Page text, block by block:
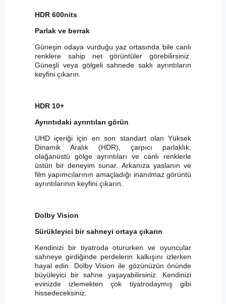
HDR 600nits
Parlak ve berrak
Güneşin odaya vurduğu yaz ortasında bile canlı
renklere sahip net görüntüler görebilirsiniz.
Güneşli veya gölgeli sahnede saklı ayrıntıların
keyfini çıkarın.
HDR 10+
Ayrıntıdaki ayrıntıları görün
UHD içeriği için en son standart olan Yüksek
Dinamik Aralık (HDR), çarpıcı parlaklık,
olağanüstü gölge ayrıntıları ve canlı renklerle
üstün bir deneyim sunar. Arkanıza yaslanın ve
film yapımcılarının amaçladığı inanılmaz görüntü
ayrıntılarının keyfini çıkarın.
Dolby Vision
Sürükleyici bir sahneyi ortaya çıkarın
Kendinizi bir tiyatroda otururken ve oyuncular
sahneye girdiğinde perdelerin kalkışını izlerken
hayal edin. Dolby Vision ile gözünüzün önünde
büyüleyici bir sahne yaşayabilirsiniz. Kendinizi
evinizde izlemekten çok tiyatrodaymış gibi
hissedeceksiniz.